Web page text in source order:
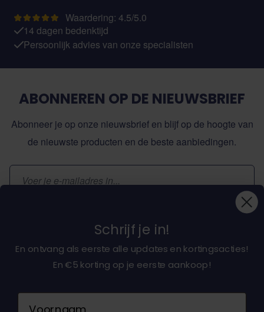
Waardering: 4.5/5.0
14 dagen bedenktijd
Persoonlijk advies van onze specialisten
ABONNEREN OP DE NIEUWSBRIEF
Abonneer je op onze nieuwsbrief en blijf op de hoogte van
de nieuwste producten en de beste aanbiedingen.
E-mailadres
Over ons
Klantenservice
Schrijf je in!
En ontvang als eerste alle updates en kortingsacties!
En €5 korting op je eerste aankoop!